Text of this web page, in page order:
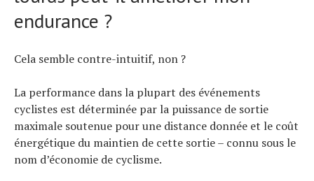
endurance ?
Cela semble contre-intuitif, non ?
La performance dans la plupart des événements
cyclistes est déterminée par la puissance de sortie
maximale soutenue pour une distance donnée et le coût
énergétique du maintien de cette sortie – connu sous le
nom d’économie de cyclisme.